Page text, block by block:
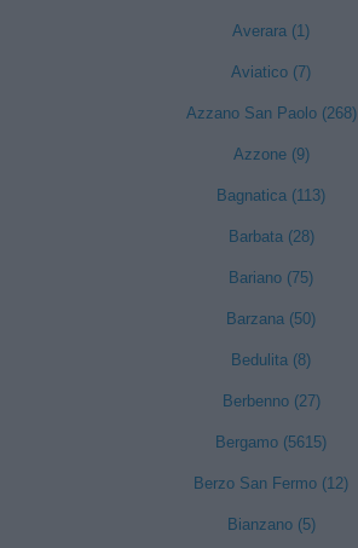
Averara (1)
Aviatico (7)
Azzano San Paolo (268)
Azzone (9)
Bagnatica (113)
Barbata (28)
Bariano (75)
Barzana (50)
Bedulita (8)
Berbenno (27)
Bergamo (5615)
Berzo San Fermo (12)
Bianzano (5)